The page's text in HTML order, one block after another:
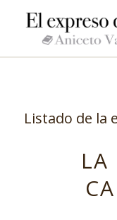
Listado de la
LA